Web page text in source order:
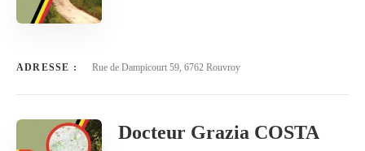
ADRESSE : Rue de Dampicourt 59, 6762 Rouvroy
Docteur Grazia COSTA